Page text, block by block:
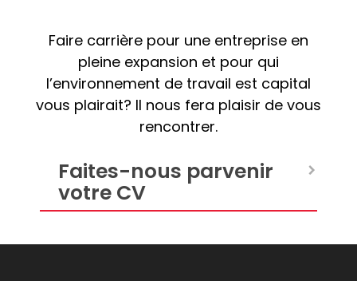
Faire carrière pour une entreprise en
pleine expansion et pour qui
l’environnement de travail est capital
vous plairait? Il nous fera plaisir de vous
rencontrer.
Faites-nous parvenir
votre CV